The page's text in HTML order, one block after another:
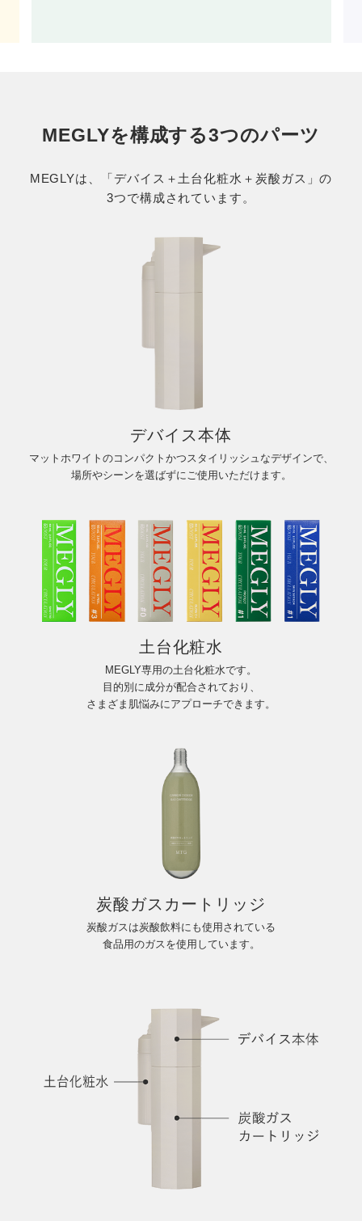
MEGLYを構成する3つのパーツ
MEGLYは、「デバイス＋土台化粧水＋炭酸ガス」の
3つで構成されています。
デバイス本体
マットホワイトのコンパクトかつスタイリッシュなデザインで、
場所やシーンを選ばずにご使用いただけます。
土台化粧水
MEGLY専用の土台化粧水です。
目的別に成分が配合されており、
さまざま肌悩みにアプローチできます。
炭酸ガスカートリッジ
炭酸ガスは炭酸飲料にも使用されている
食品用のガスを使用しています。